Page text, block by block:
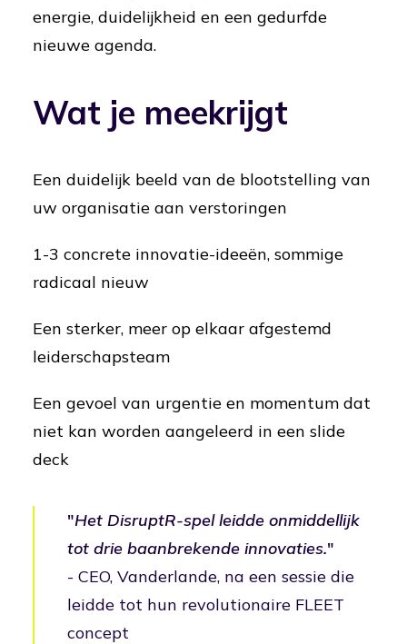
energie, duidelijkheid en een gedurfde
nieuwe agenda.
Wat je meekrijgt
Een duidelijk beeld van de blootstelling van
uw organisatie aan verstoringen
1-3 concrete innovatie-ideeën, sommige
radicaal nieuw
Een sterker, meer op elkaar afgestemd
leiderschapsteam
Een gevoel van urgentie en momentum dat
niet kan worden aangeleerd in een slide
deck
"Het DisruptR-spel leidde onmiddellijk
tot drie baanbrekende innovaties."
- CEO, Vanderlande, na een sessie die
leidde tot hun revolutionaire FLEET
concept